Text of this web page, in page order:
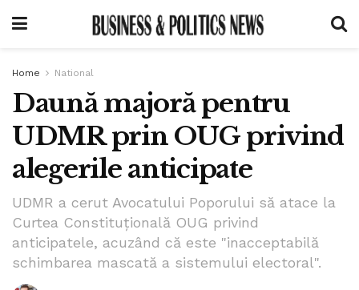
Home National
Daună majoră pentru
UDMR prin OUG privind
alegerile anticipate
UDMR a cerut Avocatului Poporului să atace la
Curtea Constituțională OUG privind
anticipatele, acuzând că este "inacceptabilă
schimbarea mascată a sistemului electoral".